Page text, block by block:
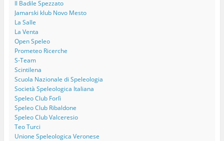
Il Badile Spezzato
Jamarski klub Novo Mesto
La Salle
La Venta
Open Speleo
Prometeo Ricerche
S-Team
Scintilena
Scuola Nazionale di Speleologia
Società Speleologica Italiana
Speleo Club Forlì
Speleo Club Ribaldone
Speleo Club Valceresio
Teo Turci
Unione Speleologica Veronese